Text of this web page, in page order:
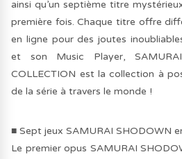
ainsi qu’un septième titre
première fois. Chaque titre offre
en ligne pour des joutes
et son Music Player, SAMURAI
COLLECTION est la collection à
de la série à travers le monde !
■ Sept jeux SAMURAI SHODOWN
Le premier opus SAMURAI